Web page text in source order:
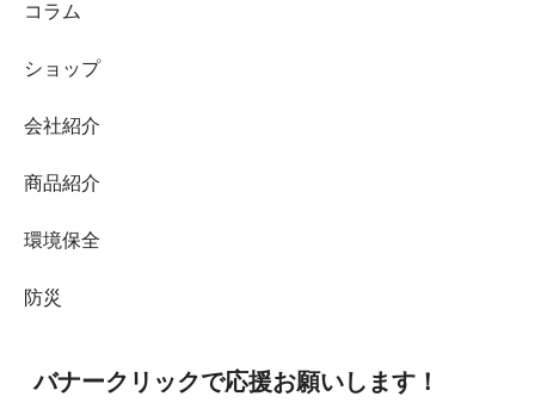
コラム
ショップ
会社紹介
商品紹介
環境保全
防災
バナークリックで応援お願いします！